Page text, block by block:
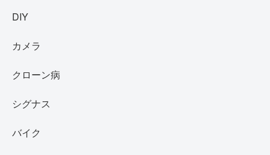
DIY
カメラ
クローン病
シグナス
バイク